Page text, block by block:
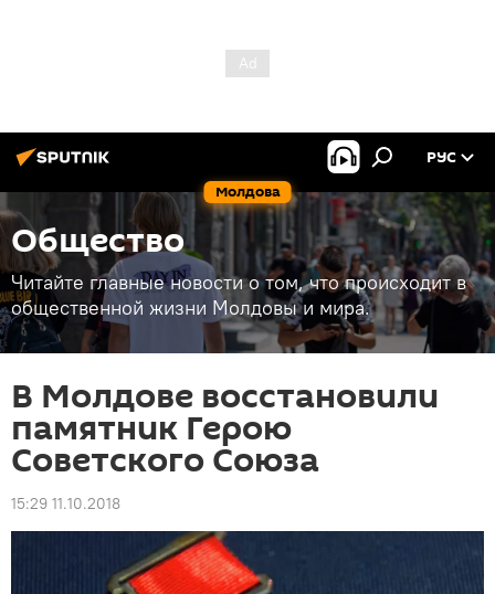
Молдова
РУС
Общество
Читайте главные новости о том, что происходит в
общественной жизни Молдовы и мира.
В Молдове восстановили
памятник Герою
Советского Союза
15:29 11.10.2018